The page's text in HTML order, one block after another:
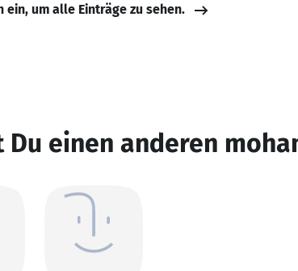
ein, um alle Einträge zu sehen.
Du einen anderen